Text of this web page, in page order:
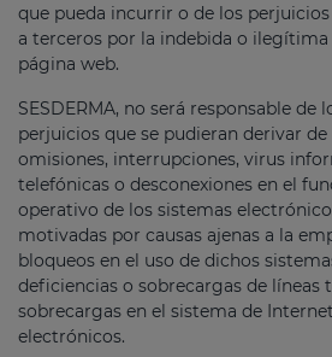
que pueda incurrir o de los
a terceros por la indebida o
página web.
SESDERMA, no será responsable de
perjuicios que se pudieran derivar
omisiones, interrupciones, virus
telefónicas o desconexiones en el
operativo de los sistemas
motivadas por causas ajenas a la
bloqueos en el uso de dichos
deficiencias o sobrecargas de líneas
sobrecargas en el sistema de
electrónicos.